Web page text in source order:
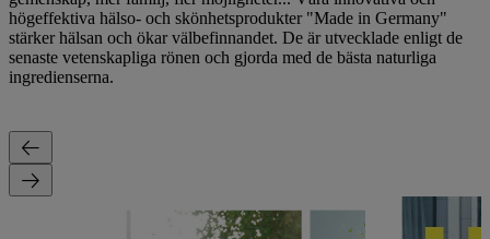
högeffektiva hälso- och skönhetsprodukter "Made in Germany"
stärker hälsan och ökar välbefinnandet. De är utvecklade enligt de
senaste vetenskapliga rönen och gjorda med de bästa naturliga
ingredienserna.